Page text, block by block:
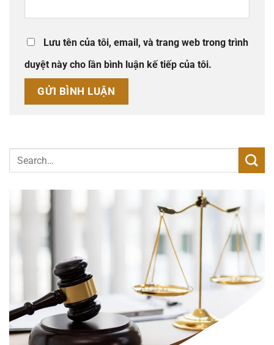
Lưu tên của tôi, email, và trang web trong trình
duyệt này cho lần bình luận kế tiếp của tôi.